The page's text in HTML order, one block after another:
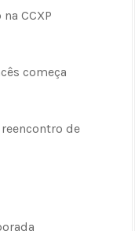
CCXP
começa
de